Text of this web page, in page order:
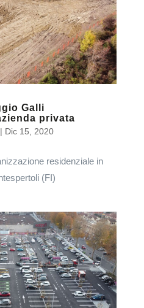
Galli
privata
| Dic 15, 2020
residenziale in
(FI)